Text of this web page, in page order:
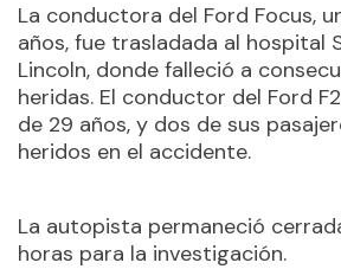
La conductora del Ford Focus,
años, fue trasladada al hospital
Lincoln, donde falleció a
heridas. El conductor del Ford
de 29 años, y dos de sus
heridos en el accidente.
La autopista permaneció
horas para la investigación.